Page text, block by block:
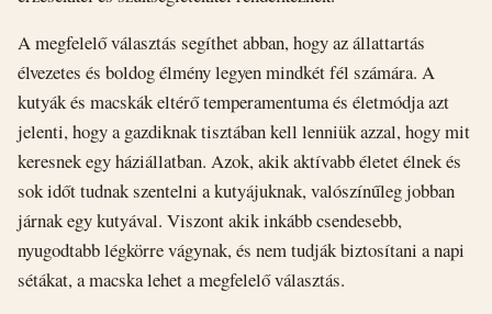
A megfelelő választás segíthet abban, hogy az állattartás
élvezetes és boldog élmény legyen mindkét fél számára. A
kutyák és macskák eltérő temperamentuma és életmódja azt
jelenti, hogy a gazdiknak tisztában kell lenniük azzal, hogy mit
keresnek egy háziállatban. Azok, akik aktívabb életet élnek és
sok időt tudnak szentelni a kutyájuknak, valószínűleg jobban
járnak egy kutyával. Viszont akik inkább csendesebb,
nyugodtabb légkörre vágynak, és nem tudják biztosítani a napi
sétákat, a macska lehet a megfelelő választás.